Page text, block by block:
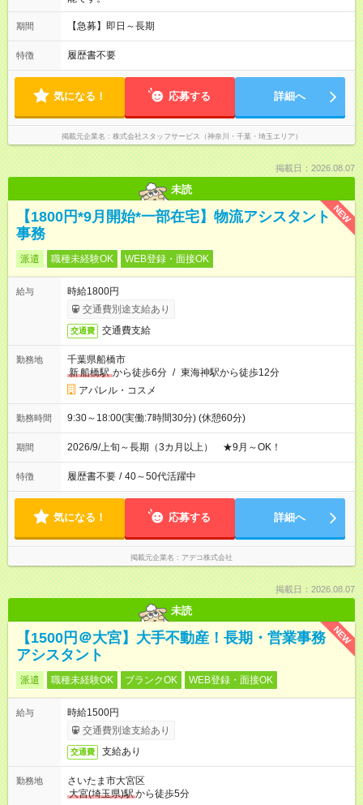
期間 【急募】即日～長期
特徴 履歴書不要
気になる！ 応募する 詳細へ
掲載元企業名 株式会社スタッフサービス（神奈川・千葉・埼玉エリア）
掲載日：2026.08.07
未読
NEW
【1800円*9月開始*一部在宅】物流アシスタント
事務
派遣 職種未経験OK WEB登録・面接OK
給与
時給1800円
交通費別途支給あり
交通費 交通費支給
勤務地
千葉県船橋市
新船橋駅 から徒歩6分 / 東海神駅から徒歩12分
アパレル・コスメ
勤務時間 9:30～18:00(実働:7時間30分) (休憩60分)
期間 2026/9/上旬～長期（3カ月以上） ★9月～OK！
特徴 履歴書不要 / 40～50代活躍中
気になる！ 応募する 詳細へ
掲載元企業名 アデコ株式会社
掲載日：2026.08.07
未読
NEW
【1500円＠大宮】大手不動産！長期・営業事務
アシスタント
派遣 職種未経験OK ブランクOK WEB登録・面接OK
給与
時給1500円
交通費別途支給あり
交通費 支給あり
勤務地
さいたま市大宮区
大宮(埼玉県)駅から徒歩5分